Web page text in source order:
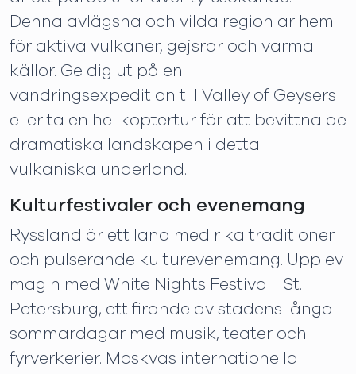
Denna avlägsna och vilda region är hem
för aktiva vulkaner, gejsrar och varma
källor. Ge dig ut på en
vandringsexpedition till Valley of Geysers
eller ta en helikoptertur för att bevittna de
dramatiska landskapen i detta
vulkaniska underland.
Kulturfestivaler och evenemang
Ryssland är ett land med rika traditioner
och pulserande kulturevenemang. Upplev
magin med White Nights Festival i St.
Petersburg, ett firande av stadens långa
sommardagar med musik, teater och
fyrverkerier. Moskvas internationella